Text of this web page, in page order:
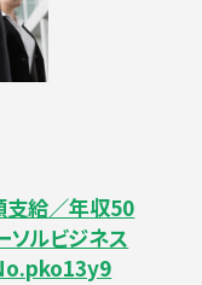
支給／年収50
ソルビジネス